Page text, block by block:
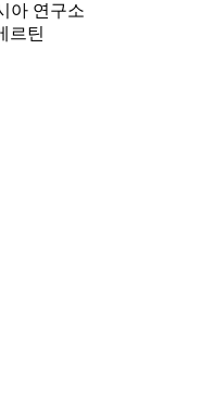
아 연구소
르틴